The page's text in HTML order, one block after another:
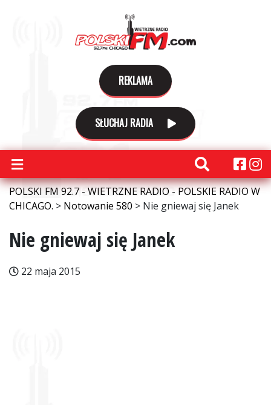
REKLAMA
SŁUCHAJ RADIA
POLSKI FM 92.7 - WIETRZNE RADIO - POLSKIE RADIO W
CHICAGO. > Notowanie 580 > Nie gniewaj się Janek
Nie gniewaj się Janek
22 maja 2015